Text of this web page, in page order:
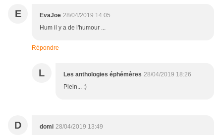
E EvaJoe 28/04/2019 14:05
Hum il y a de l'humour ...
Répondre
L Les anthologies éphémères 28/04/2019 18:26
Plein... :)
D domi 28/04/2019 13:49